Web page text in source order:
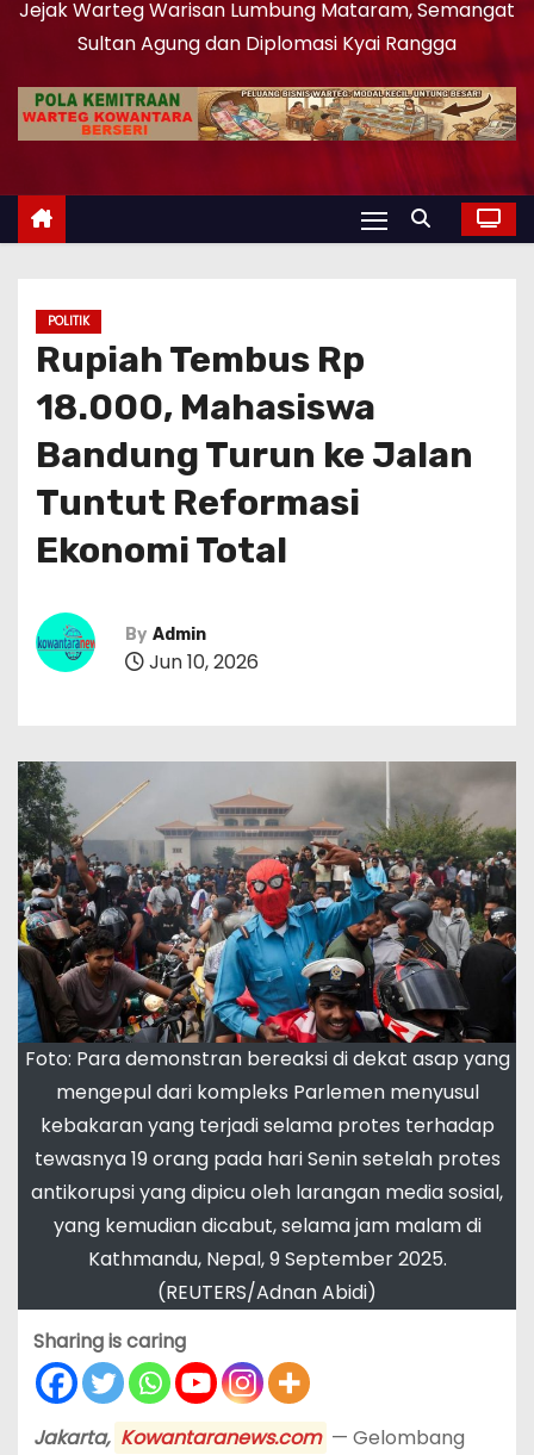
Jejak Warteg Warisan Lumbung Mataram, Semangat
Sultan Agung dan Diplomasi Kyai Rangga
POLITIK
Rupiah Tembus Rp
18.000, Mahasiswa
Bandung Turun ke Jalan
Tuntut Reformasi
Ekonomi Total
By Admin
Jun 10, 2026
Foto: Para demonstran bereaksi di dekat asap yang
mengepul dari kompleks Parlemen menyusul
kebakaran yang terjadi selama protes terhadap
tewasnya 19 orang pada hari Senin setelah protes
antikorupsi yang dipicu oleh larangan media sosial,
yang kemudian dicabut, selama jam malam di
Kathmandu, Nepal, 9 September 2025.
(REUTERS/Adnan Abidi)
Sharing is caring
Jakarta, Kowantaranews.com — Gelombang